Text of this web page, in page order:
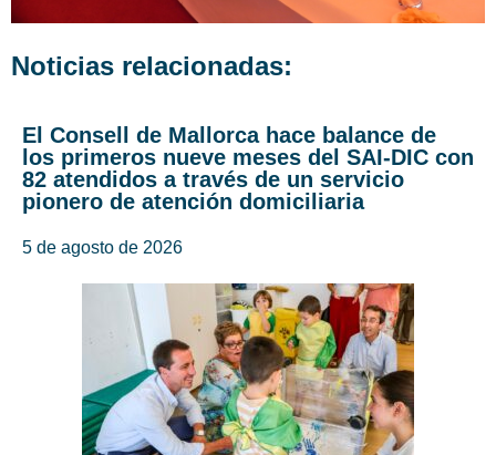
Noticias relacionadas:
El Consell de Mallorca hace balance de
los primeros nueve meses del SAI-DIC con
82 atendidos a través de un servicio
pionero de atención domiciliaria
5 de agosto de 2026